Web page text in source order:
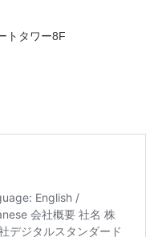
トタワー8F